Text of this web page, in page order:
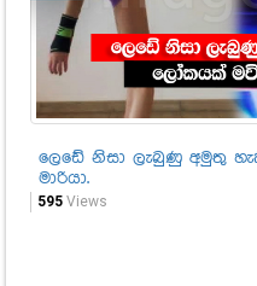
ලෙඩේ නිසා ලැබුණු අමුතු
මාරියා.
595 Views